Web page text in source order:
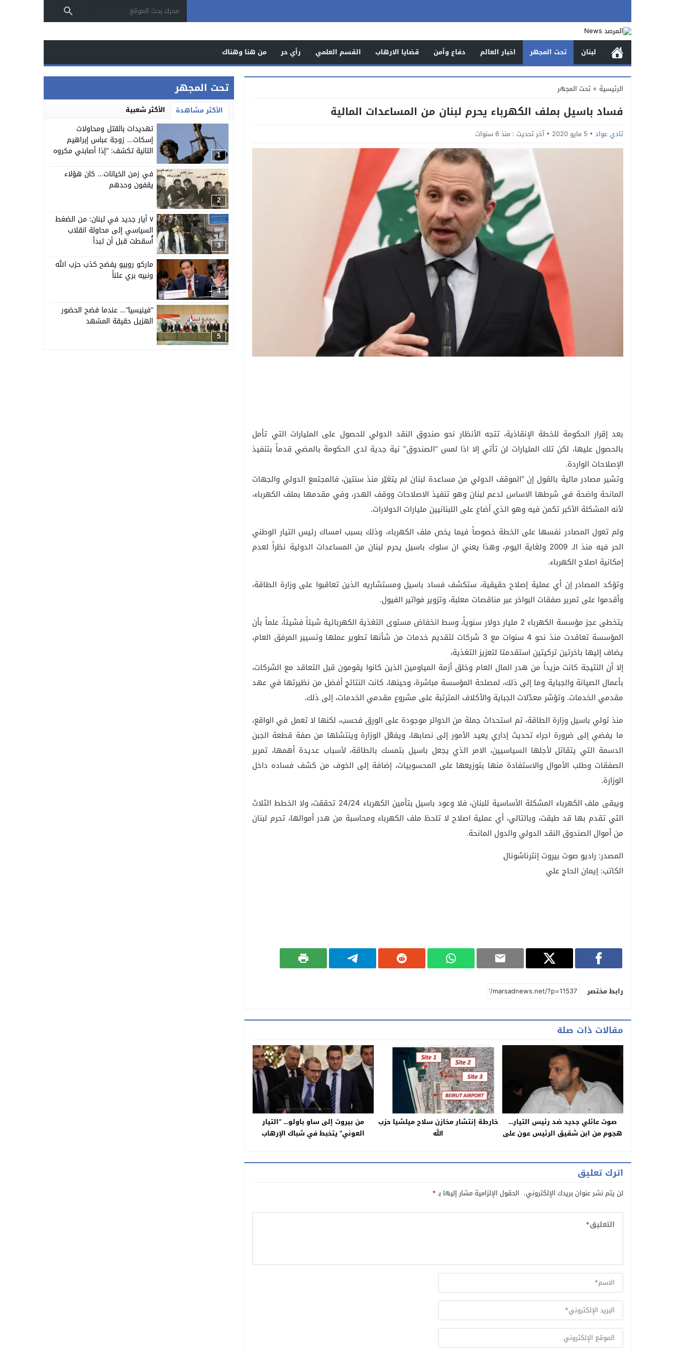
لبنان تحت المجهر اخبار العالم دفاع وأمن قضايا الارهاب القسم العلمي رأي حر من هنا وهناك
الرئيسية » تحت المجهر
فساد باسيل بملف الكهرباء يحرم لبنان من المساعدات المالية
تادي عواد 5 مايو 2020 آخر تحديث : منذ 6 سنوات
بعد إقرار الحكومة للخطة الإنقاذية، تتجه الأنظار نحو صندوق النقد الدولي للحصول على المليارات التي تأمل
بالحصول عليها، لكن تلك المليارات لن تأتي إلا اذا لمس “الصندوق” نية جدية لدى الحكومة بالمضي قدماً بتنفيذ
الإصلاحات الواردة.
وتشير مصادر مالية بالقول إن “الموقف الدولي من مساعدة لبنان لم يتغيّر منذ سنتين، فالمجتمع الدولي والجهات
المانحة واضحة في شرطها الاساس لدعم لبنان وهو تنفيذ الاصلاحات ووقف الهدر، وفي مقدمها بملف الكهرباء،
لأنه المشكلة الأكبر تكمن فيه وهو الذي أضاع على اللبنانيين مليارات الدولارات.
ولم تعول المصادر نفسها على الخطة خصوصاً فيما يخص ملف الكهرباء، وذلك بسبب امساك رئيس التيار الوطني
الحر فيه منذ الـ 2009 ولغاية اليوم، وهذا يعني ان سلوك باسيل يحرم لبنان من المساعدات الدولية نظراً لعدم
إمكانية اصلاح الكهرباء.
وتؤكد المصادر إن أي عملية إصلاح حقيقية، ستكشف فساد باسيل ومستشاريه الذين تعاقبوا على وزارة الطاقة،
وأقدموا على تمرير صفقات البواخر عبر مناقصات معلبة، وتزوير فواتير الفيول.
يتخطى عجز مؤسسة الكهرباء 2 مليار دولار سنوياً، وسط انخفاض مستوى التغذية الكهربائية شيئاً فشيئاً، علماً بأن
المؤسسة تعاقدت منذ نحو 4 سنوات مع 3 شركات لتقديم خدمات من شأنها تطوير عملها وتسيير المرفق العام،
يضاف إليها باخرتين تركيتين استقدمتا لتعزيز التغذية،
إلا أن النتيجة كانت مزيداً من هدر المال العام وخلق أزمة المياومين الذين كانوا يقومون قبل التعاقد مع الشركات،
بأعمال الصيانة والجباية وما إلى ذلك، لمصلحة المؤسسة مباشرة، وحينها، كانت النتائج أفضل من نظيرتها في عهد
مقدمي الخدمات. وتؤشر معدّلات الجباية والأكلاف المترتبة على مشروع مقدمي الخدمات، إلى ذلك.
منذ تولي باسيل وزارة الطاقة، تم استحداث جملة من الدوائر موجودة على الورق فحسب، لكنها لا تعمل في الواقع،
ما يفضي إلى ضرورة اجراء تحديث إداري يعيد الأمور إلى نصابها، ويفعّل الوزارة وينتشلها من صفة قطعة الجبن
الدسمة التي يتقاتل لأجلها السياسيين، الامر الذي يجعل باسيل بتمسك بالطاقة، لأسباب عديدة أهمها، تمرير
الصفقات وطلب الأموال والاستفادة منها بتوزيعها على المحسوبيات، إضافة إلى الخوف من كشف فساده داخل
الوزارة.
ويبقى ملف الكهرباء المشكلة الأساسية للبنان، فلا وعود باسيل بتأمين الكهرباء 24/24 تحققت، ولا الخطط الثلاث
التي تقدم بها قد طبقت، وبالتالي، أي عملية اصلاح لا تلحظ ملف الكهرباء ومحاسبة من هدر أموالها، تحرم لبنان
من أموال الصندوق النقد الدولي والدول المانحة.
المصدر: راديو صوت بيروت إنترناشونال
الكاتب: إيمان الحاج علي
رابط مختصر
مقالات ذات صلة
صوت عائلي جديد ضد رئيس التيار…
هجوم من ابن شقيق الرئيس عون على
خارطة إنتشار مخازن سلاح ميلشيا حزب
الله
من بيروت إلى ساو باولو… “التيار
العوني” يتخبط في شباك الإرهاب
اترك تعليق
لن يتم نشر عنوان بريدك الإلكتروني. الحقول الإلزامية مشار إليها بـ*
تحت المجهر
الأكثر مشاهدة الأكثر شعبية
1
تهديدات بالقتل ومحاولات
إسكات… زوجة عباس إبراهيم
الثانية تكشف: “إذا أصابني مكروه
2
في زمن الخيانات… كان هؤلاء
يقفون وحدهم
3
٧ أيار جديد في لبنان: من الضغط
السياسي إلى محاولة انقلاب
أُسقطت قبل أن تبدأ
4
ماركو روبيو يفضح كذب حزب الله
ونبيه بري علناً
5
“فينيسيا”… عندما فضح الحضور
الهزيل حقيقة المشهد